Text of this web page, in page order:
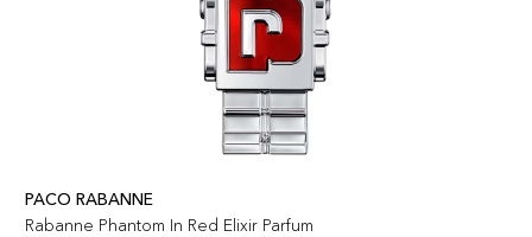
PACO RABANNE
Rabanne Phantom In Red Elixir Parfum